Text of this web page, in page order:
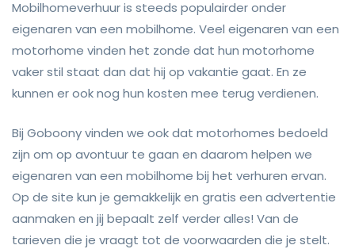
Mobilhomeverhuur is steeds populairder onder
eigenaren van een mobilhome. Veel eigenaren van een
motorhome vinden het zonde dat hun motorhome
vaker stil staat dan dat hij op vakantie gaat. En ze
kunnen er ook nog hun kosten mee terug verdienen.
Bij Goboony vinden we ook dat motorhomes bedoeld
zijn om op avontuur te gaan en daarom helpen we
eigenaren van een mobilhome bij het verhuren ervan.
Op de site kun je gemakkelijk en gratis een advertentie
aanmaken en jij bepaalt zelf verder alles! Van de
tarieven die je vraagt tot de voorwaarden die je stelt.